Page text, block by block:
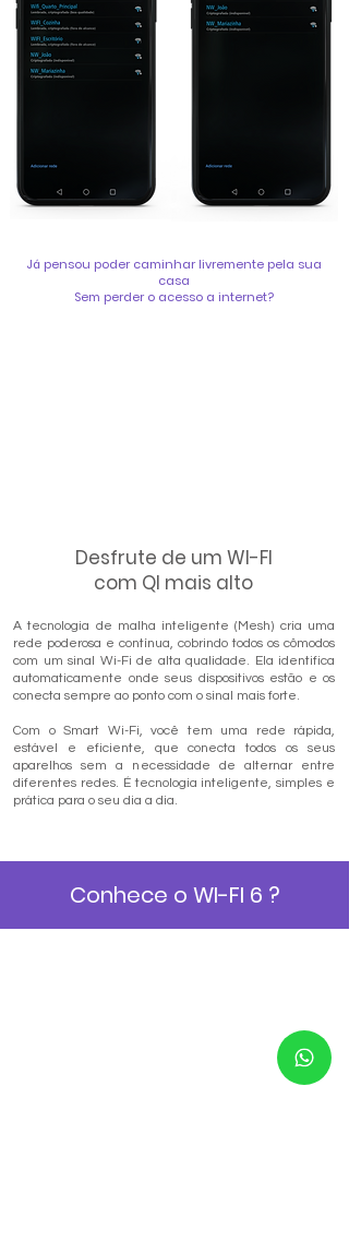
Já pensou poder caminhar livremente pela sua
casa
Sem perder o acesso a internet?
Desfrute de um WI-FI
com QI mais alto
A tecnologia de malha inteligente (Mesh) cria uma
rede poderosa e contínua, cobrindo todos os cômodos
com um sinal Wi-Fi de alta qualidade. Ela identifica
automaticamente onde seus dispositivos estão e os
conecta sempre ao ponto com o sinal mais forte.
Com o Smart Wi-Fi, você tem uma rede rápida,
estável e eficiente, que conecta todos os seus
aparelhos sem a necessidade de alternar entre
diferentes redes. É tecnologia inteligente, simples e
prática para o seu dia a dia.
Conhece o WI-FI 6 ?